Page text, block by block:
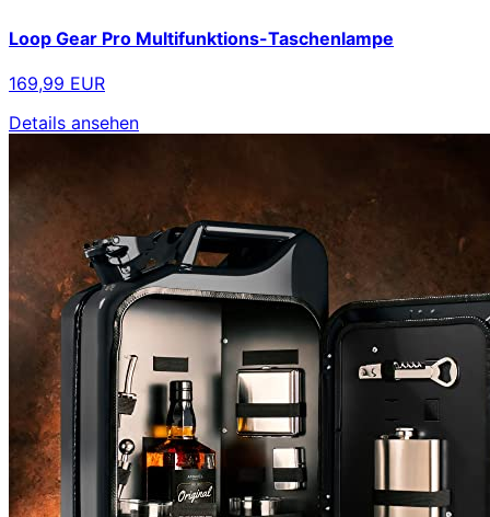
Loop Gear Pro Multifunktions-Taschenlampe
169,99 EUR
Details ansehen